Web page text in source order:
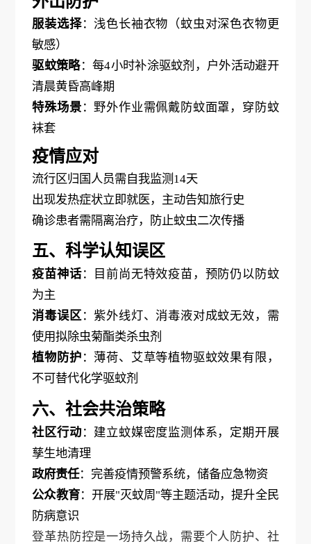
服装选择：浅色长袖衣物（蚊虫对深色衣物更
敏感）
驱蚊策略：每4小时补涂驱蚊剂，户外活动避开
清晨黄昏高峰期
特殊场景 ：野外作业需佩戴防蚊面罩，穿防蚊
袜套
疫情应对
流行区归国人员需自我监测 14天
出现发热症状立即就医，主动告知旅行史
确诊患者需隔离治疗，防止蚊虫二次传播
五、科学认知误区
疫苗神话：目前尚无特效疫苗，预防仍以防蚊
为主
消毒误区：紫外线灯、消毒液对成蚊无效，需
使用拟除虫菊酯类杀虫剂
植物防护 ：薄荷、艾草等植物驱蚊效果有限，
不可替代化学驱蚊剂
六、社会共治策略
社区行动 ：建立蚊媒密度监测体系，定期开展
孳生地清理
政府责任：完善疫情预警系统，储备应急物资
公众教育：开展"灭蚊周"等主题活动，提升全民
防病意识
登革热防控是一场持久战，需要个人防护、社